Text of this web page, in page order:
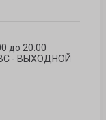
до 20:00
- ВЫХОДНОЙ